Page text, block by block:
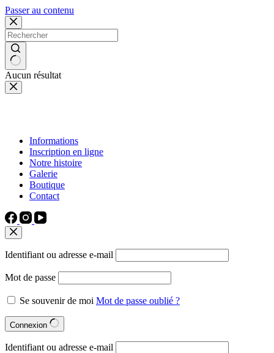
Passer au contenu
Aucun résultat
Informations
Inscription en ligne
Notre histoire
Galerie
Boutique
Contact
Identifiant ou adresse e-mail
Mot de passe
Se souvenir de moi Mot de passe oublié ?
Connexion
Identifiant ou adresse e-mail